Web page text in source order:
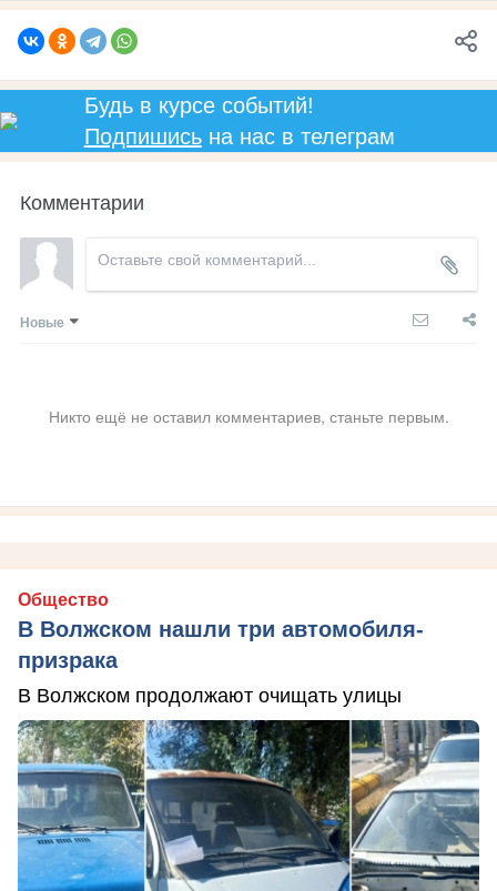
Будь в курсе событий!
Подпишисьна нас в телеграм
Комментарии
Новые
Никто ещё не оставил комментариев, станьте первым.
Общество
В Волжском нашли три автомобиля-
призрака
В Волжском продолжают очищать улицы